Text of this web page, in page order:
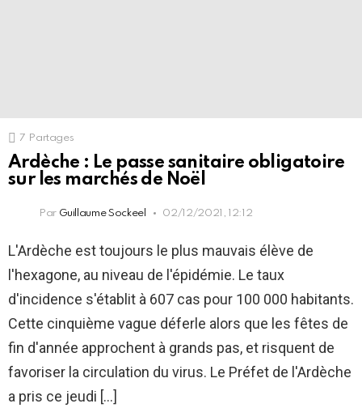
7 Partages
Ardèche : Le passe sanitaire obligatoire
sur les marchés de Noël
Par Guillaume Sockeel 02/12/2021, 12:12
L'Ardèche est toujours le plus mauvais élève de
l'hexagone, au niveau de l'épidémie. Le taux
d'incidence s'établit à 607 cas pour 100 000 habitants.
Cette cinquième vague déferle alors que les fêtes de
fin d'année approchent à grands pas, et risquent de
favoriser la circulation du virus. Le Préfet de l'Ardèche
a pris ce jeudi [...]